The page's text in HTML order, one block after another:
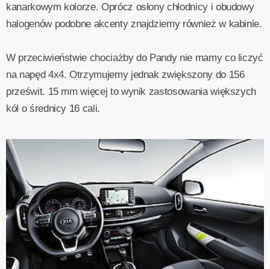
kanarkowym kolorze. Oprócz osłony chłodnicy i obudowy
halogenów podobne akcenty znajdziemy również w kabinie.
W przeciwieństwie chociażby do Pandy nie mamy co liczyć
na napęd 4x4. Otrzymujemy jednak zwiększony do 156
prześwit. 15 mm więcej to wynik zastosowania większych
kół o średnicy 16 cali.